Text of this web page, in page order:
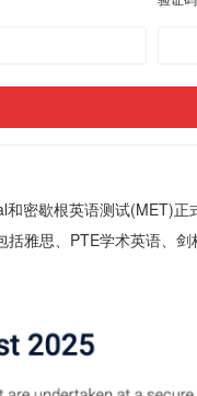
密歇根英语测试(MET)正
雅思、PTE学术英语、